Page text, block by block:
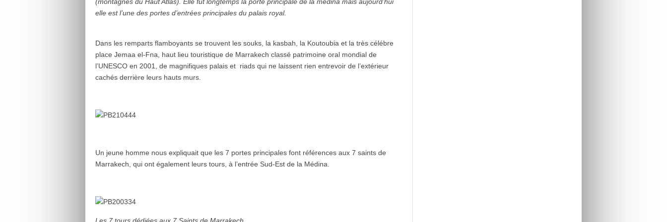
elle est l’une des portes d’entrées principales du palais royal.
Dans les remparts flamboyants se trouvent les souks, la kasbah, la Koutoubia et la très célébre
place Jemaa el-Fna, haut lieu touristique de Marrakech classé patrimoine oral mondial de
l’UNESCO en 2001, de magnifiques palais et riads qui ne laissent rien entrevoir de l’extérieur
cachés derrière leurs hauts murs.
Un jeune homme nous expliquait que les 7 portes principales font références aux 7 saints de
Marrakech, qui ont également leurs tours, à l’entrée Sud-Est de la Médina.